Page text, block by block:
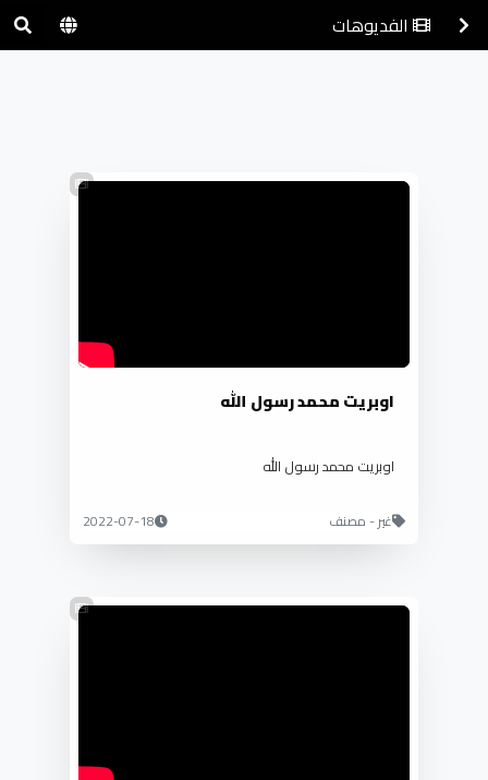
الفديوهات
اوبريت محمد رسول الله
اوبريت محمد رسول الله
غير - مصنف 2022-07-18